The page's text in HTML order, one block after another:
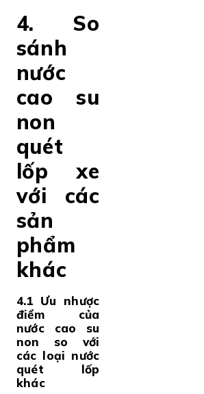
4. So
sánh
nước
cao su
non
quét
lốp xe
với các
sản
phẩm
khác
4.1 Ưu nhược
điểm của
nước cao su
non so với
các loại nước
quét lốp
khác